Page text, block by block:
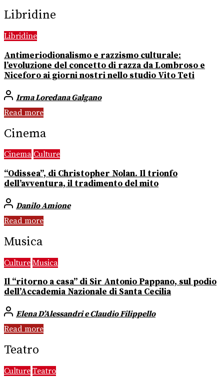
Libridine
Libridine
Antimeriodionalismo e razzismo culturale:
l’evoluzione del concetto di razza da Lombroso e
Niceforo ai giorni nostri nello studio Vito Teti
Irma Loredana Galgano
Read more
Cinema
Cinema Culture
“Odissea”, di Christopher Nolan. Il trionfo
dell’avventura, il tradimento del mito
Danilo Amione
Read more
Musica
Culture Musica
Il “ritorno a casa” di Sir Antonio Pappano, sul podio
dell’Accademia Nazionale di Santa Cecilia
Elena D’Alessandri e Claudio Filippello
Read more
Teatro
Culture Teatro